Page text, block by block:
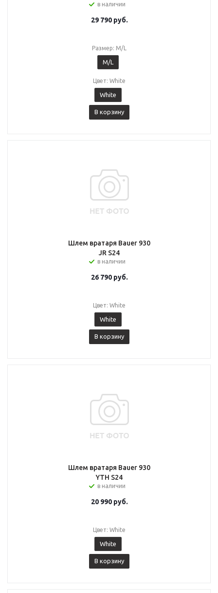
в наличии
29 790руб.
Размер: M/L
M/L
Цвет: White
White
В корзину
Шлем вратаря Bauer 930
JR S24
в наличии
26 790руб.
Цвет: White
White
В корзину
Шлем вратаря Bauer 930
YTH S24
в наличии
20 990руб.
Цвет: White
White
В корзину